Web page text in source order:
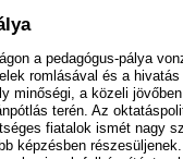
a pedagógus-pálya
romlásával és a
minőségi, a közeli
terén. Az
fiatalok ismét nagy
képzésben